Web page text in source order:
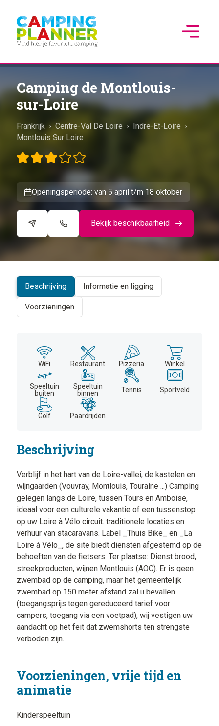
Camping de Montlouis-
sur-Loire
Frankrijk › Centre-Val De Loire › Indre-Et-Loire ›
Montlouis Sur Loire
Openingsperiode: van 5 april t/m 18 oktober
Bekijk beschikbaarheid
+
Beschrijving Informatie en ligging
Voorzieningen
WiFi Restaurant Pizzeria Winkel
Speeltuin
buiten
Speeltuin
binnen
Tennis Sportveld
Golf Paardrijden
Beschrijving
Verblijf in het hart van de Loire-vallei, de kastelen en
wijngaarden (Vouvray, Montlouis, Touraine ...) Camping
gelegen langs de Loire, tussen Tours en Amboise,
ideaal voor een culturele vakantie of een tussenstop
op uw Loire à Vélo circuit. traditionele locaties en
verhuur van stacaravans. Label _Thuis Bike_ en _La
Loire à Vélo_, de site biedt diensten afgestemd op de
behoeften van de fietsers. Ter plaatse: Dienst brood,
streekproducten, wijnen Montlouis (AOC). Er is geen
zwembad op de camping, maar het gemeentelijk
zwembad op 150 meter afstand zal u bevallen
(toegangsprijs tegen gereduceerd tarief voor
campers, toegang via een voetpad), wij vestigen uw
aandacht op het feit dat zwemshorts ten strengste
verboden zijn.
Voorzieningen, vrije tijd en
animatie
Kinderspeeltuin